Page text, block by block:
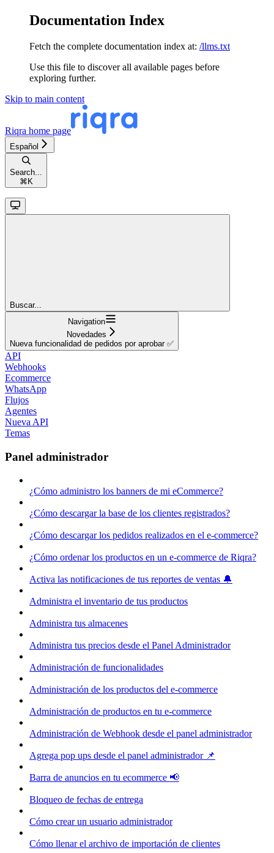
Documentation Index
Fetch the complete documentation index at: /llms.txt
Use this file to discover all available pages before
exploring further.
Skip to main content
Riqra home page
Español
Search...
⌘ K
Buscar...
Navigation
Novedades
Nueva funcionalidad de pedidos por aprobar ✅
API
Webhooks
Ecommerce
WhatsApp
Flujos
Agentes
Nueva API
Temas
Panel administrador
¿Cómo administro los banners de mi eCommerce?
¿Cómo descargar la base de los clientes registrados?
¿Cómo descargar los pedidos realizados en el e-commerce?
¿Cómo ordenar los productos en un e-commerce de Riqra?
Activa las notificaciones de tus reportes de ventas 🔔
Administra el inventario de tus productos
Administra tus almacenes
Administra tus precios desde el Panel Administrador
Administración de funcionalidades
Administración de los productos del e-commerce
Administración de productos en tu e-commerce
Administración de Webhook desde el panel administrador
Agrega pop ups desde el panel administrador 📌
Barra de anuncios en tu ecommerce 📢
Bloqueo de fechas de entrega
Cómo crear un usuario administrador
Cómo llenar el archivo de importación de clientes